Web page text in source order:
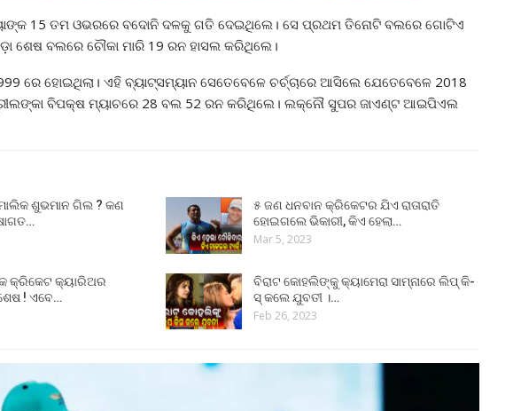
15 ତମ ଓଭରରେ ବଦୋନି ଦଳକୁ ଗତି ଦେଇଥିଲେ। ସେ ପ୍ରଥମ ତିନୋଟି ବଲରେ ଗୋଟିଏ
ଶେଷ ବଲରେ ଚୌକା ମାରି 19 ରନ ହାସଲ କରିଥିଲେ।
ରେ ହୋଇଥିଲା। ଏହି ବ୍ୟାଟ୍ସମ୍ୟାନ ସେତେବେଳେ ଚର୍ଚ୍ଚାରେ ଆସିଲେ ଯେତେବେଳେ 2018
ବିପକ୍ଷ ମ୍ୟାଚରେ 28 ବଲ 52 ରନ କରିଥିଲେ। ଲକ୍ନୌ ସୁପର ଜାଏଣ୍ଟ ଆଇପିଏଲ
ଶୁଭମାନ ଗିଲ ? କଣ
୫ ଜଣ ଧନବାନ କ୍ରିକେଟର ଯିଏ ରାତାରାତି
ହୋଇଗଲେ ଭିକାରୀ, କିଏ ହେଲା…
Mar 5, 2023
କ୍ରିକେଟ କ୍ୟାରିଅର
! ଏବେ…
ବିରାଟ କୋହଲିଙ୍କୁ କ୍ୟାମେରା ସାମ୍ନାରେ ଲିପ୍ କି-
ସ୍ କଲେ ଯୁବତୀ ।…
Feb 26, 2023